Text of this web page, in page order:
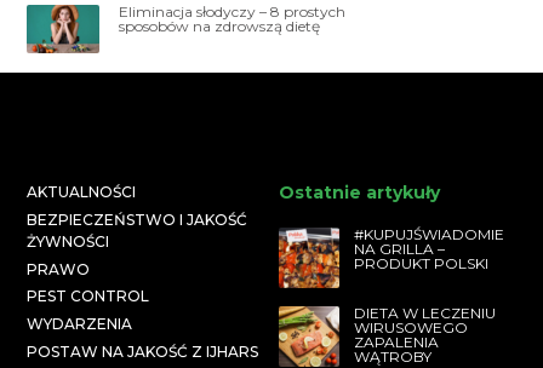
Eliminacja słodyczy – 8 prostych
sposobów na zdrowszą dietę
AKTUALNOŚCI
BEZPIECZEŃSTWO I JAKOŚĆ
ŻYWNOŚCI
PRAWO
PEST CONTROL
WYDARZENIA
POSTAW NA JAKOŚĆ Z IJHARS
Ostatnie artykuły
#KUPUJŚWIADOMIE
NA GRILLA –
PRODUKT POLSKI
DIETA W LECZENIU
WIRUSOWEGO
ZAPALENIA
WĄTROBY